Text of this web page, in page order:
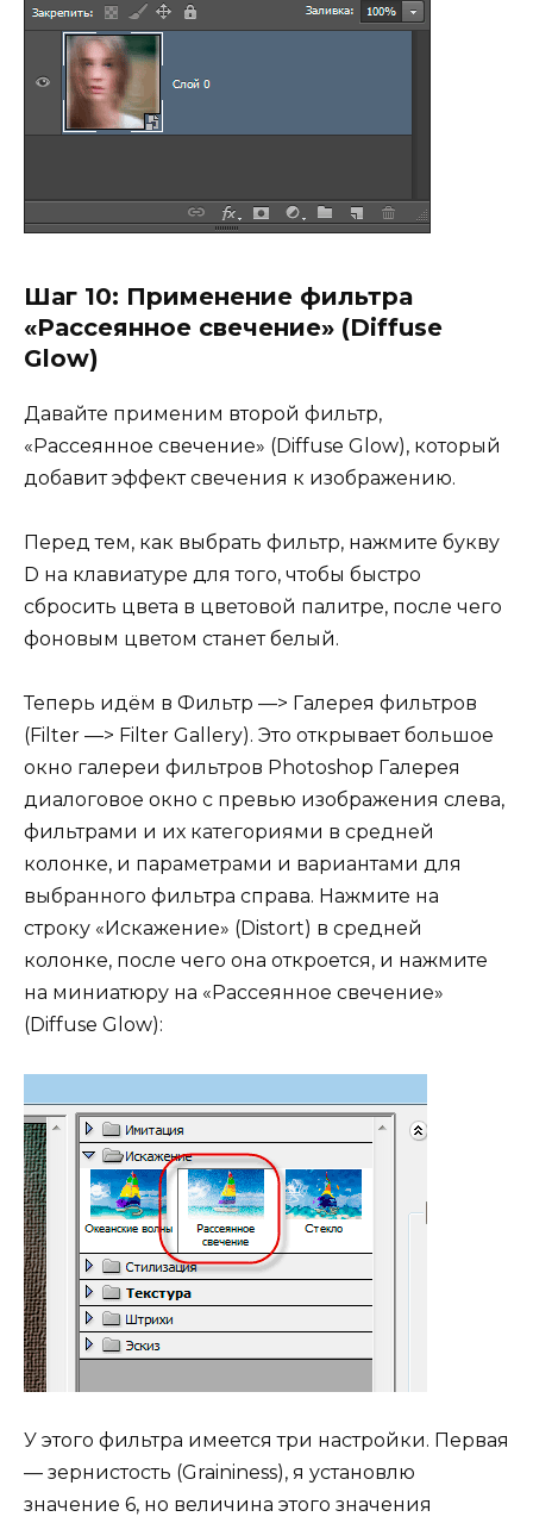
Шаг 10: Применение фильтра
«Рассеянное свечение» (Diffuse
Glow)
Давайте применим второй фильтр,
«Рассеянное свечение» (Diffuse Glow), который
добавит эффект свечения к изображению.
Перед тем, как выбрать фильтр, нажмите букву
D на клавиатуре для того, чтобы быстро
сбросить цвета в цветовой палитре, после чего
фоновым цветом станет белый.
Теперь идём в Фильтр —> Галерея фильтров
(Filter —> Filter Gallery). Это открывает большое
окно галереи фильтров Photoshop Галерея
диалоговое окно с превью изображения слева,
фильтрами и их категориями в средней
колонке, и параметрами и вариантами для
выбранного фильтра справа. Нажмите на
строку «Искажение» (Distort) в средней
колонке, после чего она откроется, и нажмите
на миниатюру на «Рассеянное свечение»
(Diffuse Glow):
У этого фильтра имеется три настройки. Первая
— зернистость (Graininess), я установлю
значение 6, но величина этого значения